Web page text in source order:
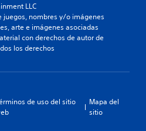
LLC
juegos, nombres y/o imágenes
arte e imágenes asociadas
con derechos de autor de
los derechos
de uso del sitio
Mapa del
sitio